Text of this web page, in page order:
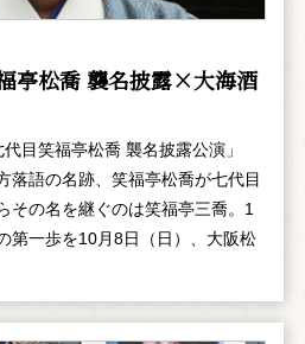
亭松喬 襲名披露×大海酒
目笑福亭松喬 襲名披露公演」
落語の名跡、笑福亭松喬が七代目
その名を継ぐのは笑福亭三喬。1
第一歩を10月8日（日）、大阪松